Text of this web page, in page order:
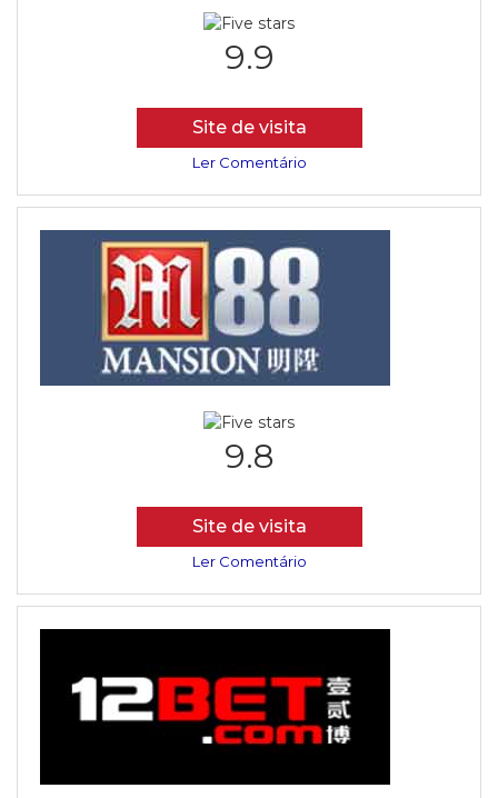
9.9
Site de visita
Ler Comentário
9.8
Site de visita
Ler Comentário